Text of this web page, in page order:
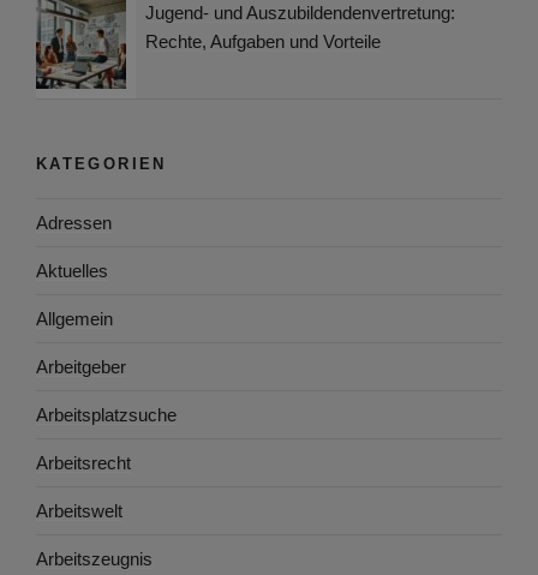
Jugend- und Auszubildendenvertretung:
Rechte, Aufgaben und Vorteile
KATEGORIEN
Adressen
Aktuelles
Allgemein
Arbeitgeber
Arbeitsplatzsuche
Arbeitsrecht
Arbeitswelt
Arbeitszeugnis